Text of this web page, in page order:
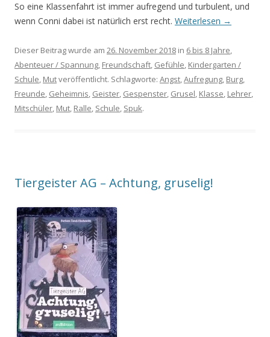
So eine Klassenfahrt ist immer aufregend und turbulent, und
wenn Conni dabei ist natürlich erst recht. Weiterlesen →
Dieser Beitrag wurde am 26. November 2018 in 6 bis 8 Jahre,
Abenteuer / Spannung, Freundschaft, Gefühle, Kindergarten /
Schule, Mutveröffentlicht. Schlagworte: Angst,Aufregung, Burg,
Freunde, Geheimnis, Geister, Gespenster, Grusel, Klasse, Lehrer,
Mitschüler, Mut, Ralle, Schule, Spuk.
Tiergeister AG – Achtung, gruselig!